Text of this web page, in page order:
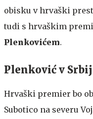
obisku v hrvaški
tudi s hrvaškim
Plenkovićem.
Plenković v
Hrvaški premier bo
Subotico na severu